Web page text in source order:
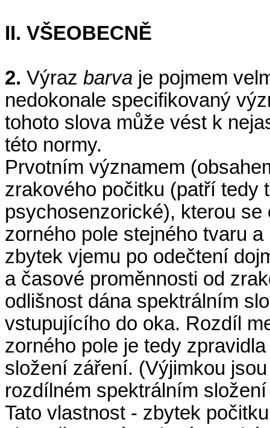
II. VŠEOBECNĚ
2. Výraz barva je pojmem
nedokonale specifikovaný
tohoto slova může vést k
této normy.
Prvotním významem
zrakového počitku (patří tedy
psychosenzorické), kterou
zorného pole stejného tvaru
zbytek vjemu po odečtení
a časové proměnnosti od
odlišnost dána spektrálním
vstupujícího do oka. Rozdíl
zorného pole je tedy
složení záření. (Výjimkou
rozdílném spektrálním
Tato vlastnost - zbytek